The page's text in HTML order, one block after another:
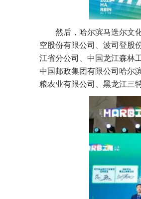
然后，哈尔滨马迭尔文
空股份有限公司、波司登股
江省分公司、中国龙江森林
中国邮政集团有限公司哈尔
粮农业有限公司、黑龙江三